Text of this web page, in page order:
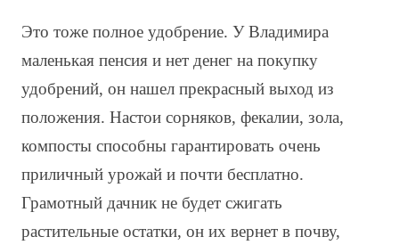
Это тоже полное удобрение. У Владимира
маленькая пенсия и нет денег на покупку
удобрений, он нашел прекрасный выход из
положения. Настои сорняков, фекалии, зола,
компосты способны гарантировать очень
приличный урожай и почти бесплатно.
Грамотный дачник не будет сжигать
растительные остатки, он их вернет в почву,